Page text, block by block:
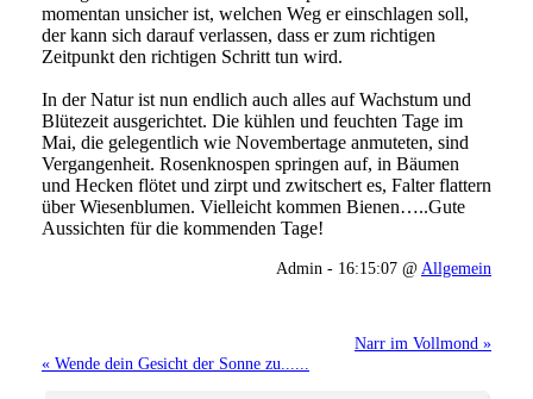
momentan unsicher ist, welchen Weg er einschlagen soll,
der kann sich darauf verlassen, dass er zum richtigen
Zeitpunkt den richtigen Schritt tun wird.
In der Natur ist nun endlich auch alles auf Wachstum und
Blütezeit ausgerichtet. Die kühlen und feuchten Tage im
Mai, die gelegentlich wie Novembertage anmuteten, sind
Vergangenheit. Rosenknospen springen auf, in Bäumen
und Hecken flötet und zirpt und zwitschert es, Falter flattern
über Wiesenblumen. Vielleicht kommen Bienen…..Gute
Aussichten für die kommenden Tage!
Admin - 16:15:07 @ Allgemein
Narr im Vollmond »
« Wende dein Gesicht der Sonne zu......